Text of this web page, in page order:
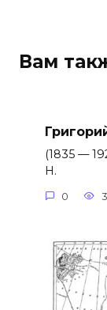
Вам
(1835 —
Н.
0